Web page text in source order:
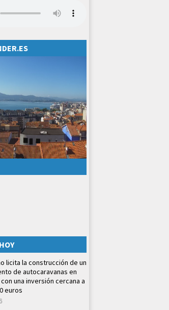
licita la construcción de un
de autocaravanas en
una inversión cercana a
euros